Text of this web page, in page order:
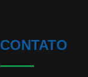
CONTATO